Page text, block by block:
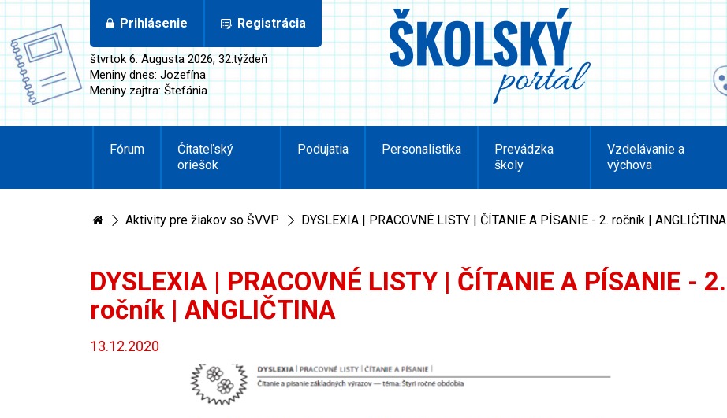
Prihlásenie Registrácia
štvrtok 6. Augusta 2026, 32.týždeň
Meniny dnes: Jozefína
Meniny zajtra: Štefánia
Fórum
Čitateľský
oriešok
Podujatia Personalistika
Prevádzka
školy
Vzdelávanie a
výchova
Aktivity pre žiakov so ŠVVP DYSLEXIA | PRACOVNÉ LISTY | ČÍTANIE A PÍSANIE - 2. ročník | ANGLIČTINA
DYSLEXIA | PRACOVNÉ LISTY | ČÍTANIE A PÍSANIE - 2.
ročník | ANGLIČTINA
13.12.2020